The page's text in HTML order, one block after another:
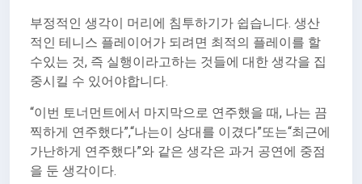
부정적인 생각이 머리에 침투하기가 쉽습니다. 생산
적인 테니스 플레이어가 되려면 최적의 플레이를 할
수있는 것, 즉 실행이라고하는 것들에 대한 생각을 집
중시킬 수 있어야합니다.
“이번 토너먼트에서 마지막으로 연주했을 때, 나는 끔
찍하게 연주했다”,“나는이 상대를 이겼다”또는“최근에
가난하게 연주했다”와 같은 생각은 과거 공연에 중점
을 둔 생각이다.